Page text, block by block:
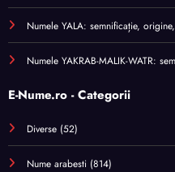
Numele YALA: semnificație,
Numele YAKRAB-MALIK-WATR:
E-Nume.ro - Categorii
Diverse (52)
Nume arabesti (814)